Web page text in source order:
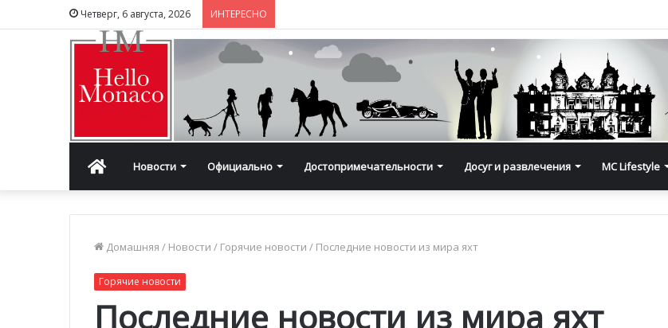
Четверг, 6 августа, 2026 ИНТЕРЕСНО
ГлавнаяНовости Официально Достопримечательности Досуг и развлечения MC Lifestyle
Домашняя / Новости / Горячие новости / Последние новости из мира яхт
Горячие новости
Последние новости из мира яхт